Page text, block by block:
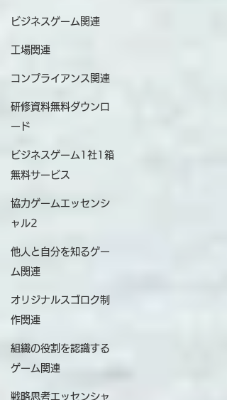
ビジネスゲーム関連
工場関連
コンプライアンス関連
研修資料無料ダウンロ
ード
ビジネスゲーム1社1箱
無料サービス
協力ゲームエッセンシ
ャル2
他人と自分を知るゲー
ム関連
オリジナルスゴロク制
作関連
組織の役割を認識する
ゲーム関連
戦略思考エッセンシャ